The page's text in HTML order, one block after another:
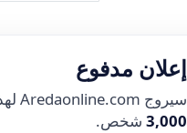
إعلان مدفوع
سيروج Aredaonline.com لهذه العريضة لدى
3,000 شخص.